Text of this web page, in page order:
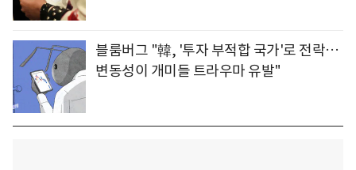
블룸버그 "韓, '투자 부적합 국가'로 전락…
변동성이 개미들 트라우마 유발"